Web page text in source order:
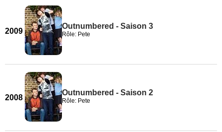
2009
Outnumbered - Saison 3
Rôle: Pete
2008
Outnumbered - Saison 2
Rôle: Pete